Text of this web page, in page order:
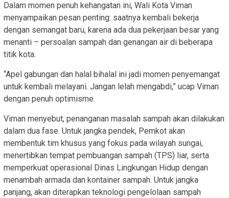
Dalam momen penuh kehangatan ini, Wali Kota Viman
menyampaikan pesan penting: saatnya kembali bekerja
dengan semangat baru, karena ada dua pekerjaan besar yang
menanti – persoalan sampah dan genangan air di beberapa
titik kota.
“Apel gabungan dan halal bihalal ini jadi momen penyemangat
untuk kembali melayani. Jangan lelah mengabdi,” ucap Viman
dengan penuh optimisme.
Viman menyebut, penanganan masalah sampah akan dilakukan
dalam dua fase. Untuk jangka pendek, Pemkot akan
membentuk tim khusus yang fokus pada wilayah sungai,
menertibkan tempat pembuangan sampah (TPS) liar, serta
memperkuat operasional Dinas Lingkungan Hidup dengan
menambah armada dan kontainer sampah. Untuk jangka
panjang, akan diterapkan teknologi pengelolaan sampah